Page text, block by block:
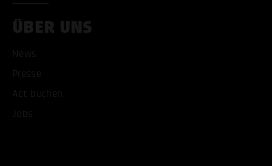
ÜBER UNS
News
Presse
Act buchen
Jobs